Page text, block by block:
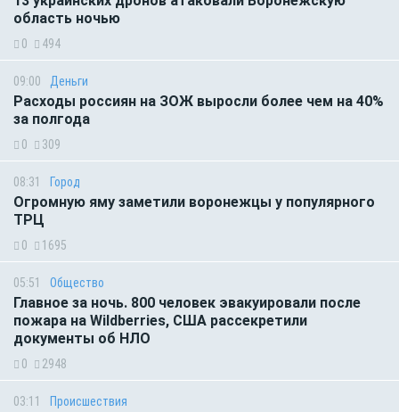
область ночью
0 494
09:00 Деньги
Расходы россиян на ЗОЖ выросли более чем на 40%
за полгода
0 309
08:31 Город
Огромную яму заметили воронежцы у популярного
ТРЦ
0 1695
05:51 Общество
Главное за ночь. 800 человек эвакуировали после
пожара на Wildberries, США рассекретили
документы об НЛО
0 2948
03:11 Происшествия